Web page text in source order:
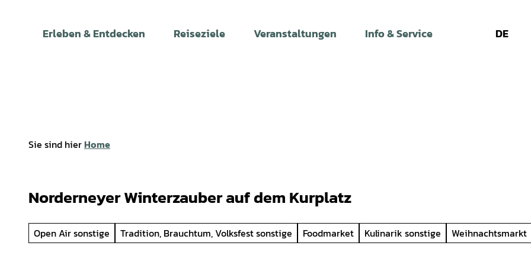
Erleben & Entdecken Reiseziele Veranstaltungen Info & Service DE
Sie sind hierHome
Norderneyer Winterzauber auf dem Kurplatz
Open Air sonstige Tradition, Brauchtum, Volksfest sonstige Foodmarket Kulinarik sonstige Weihnachtsmarkt